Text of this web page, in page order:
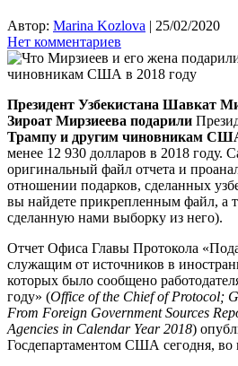
Автор: Marina Kozlova | 25/02/2020
Нет комментариев
Президент Узбекистана Шавкат
Зироат Мирзиеева подарили
Трампу и другим чиновникам
менее 12 930 долларов в 2018 году.
оригинальный файл отчета и
отношении подарков, сделанных
вы найдете прикрепленным файл, а
сделанную нами выборку из него).
Отчет Офиса Главы Протокола
служащим от источников в
которых было сообщено
году» (Office of the Chief of Protocol;
From Foreign Government Sources
Agencies in Calendar Year 2018)
Госдепартаментом США сегодня, во